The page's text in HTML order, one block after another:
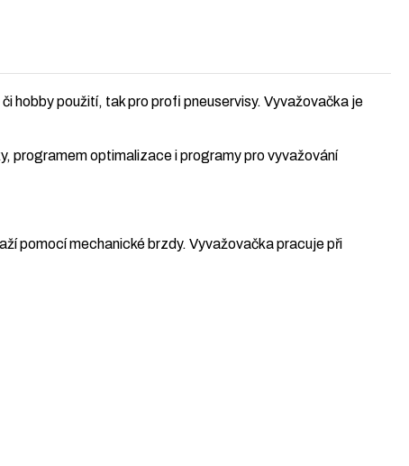
hobby použití, tak pro profi pneuservisy. Vyvažovačka je
programem optimalizace i programy pro vyvažování
pomocí mechanické brzdy. Vyvažovačka pracuje při